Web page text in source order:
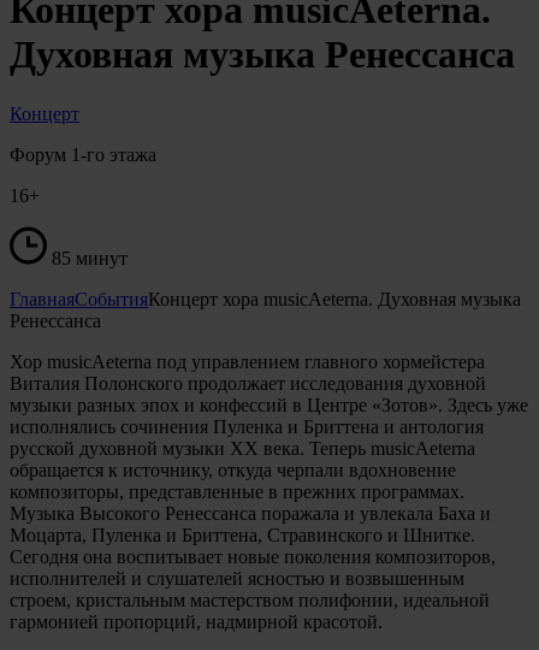
Концерт хора musicAeterna.
Духовная музыка Ренессанса
Концерт
Форум 1-го этажа
16+
85 минут
ГлавнаяСобытияКонцерт хора musicAeterna. Духовная музыка
Ренессанса
Хор musicAeterna под управлением главного хормейстера
Виталия Полонского продолжает исследования духовной
музыки разных эпох и конфессий в Центре «Зотов». Здесь уже
исполнялись сочинения Пуленка и Бриттена и антология
русской духовной музыки XX века. Теперь musicAeterna
обращается к источнику, откуда черпали вдохновение
композиторы, представленные в прежних программах.
Музыка Высокого Ренессанса поражала и увлекала Баха и
Моцарта, Пуленка и Бриттена, Стравинского и Шнитке.
Сегодня она воспитывает новые поколения композиторов,
исполнителей и слушателей ясностью и возвышенным
строем, кристальным мастерством полифонии, идеальной
гармонией пропорций, надмирной красотой.